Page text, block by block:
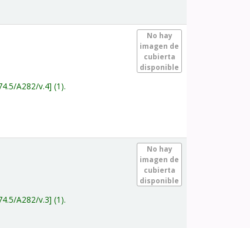
No hay
imagen de
cubierta
disponible
A282/v.4 (1).
No hay
imagen de
cubierta
disponible
A282/v.3 (1).